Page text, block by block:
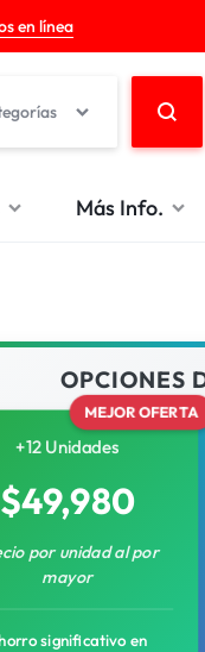
en línea
Más Info.
OPCIONES
MEJOR OFERTA
+12 Unidades
$49,980
por unidad al por
mayor
significativo en